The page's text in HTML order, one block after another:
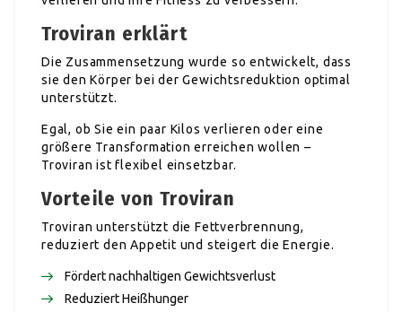
Troviran erklärt
Die Zusammensetzung wurde so entwickelt, dass
sie den Körper bei der Gewichtsreduktion optimal
unterstützt.
Egal, ob Sie ein paar Kilos verlieren oder eine
größere Transformation erreichen wollen –
Troviran ist flexibel einsetzbar.
Vorteile von Troviran
Troviran unterstützt die Fettverbrennung,
reduziert den Appetit und steigert die Energie.
Fördert nachhaltigen Gewichtsverlust
Reduziert Heißhunger